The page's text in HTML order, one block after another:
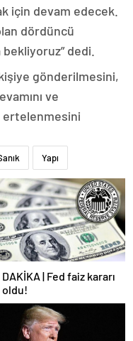
için devam edecek.
dördüncü
dedi.
gönderilmesini,
ve
ertelenmesini
Yapı
DAKİKA | Fed faiz kararı